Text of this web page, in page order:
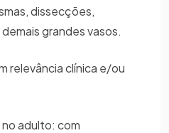
dissecções,
grandes vasos.
relevância clínica e/ou
adulto: com